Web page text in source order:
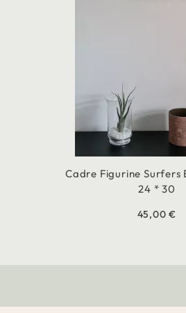
Cadre Figurine Surfers
24 * 30
45,00 €